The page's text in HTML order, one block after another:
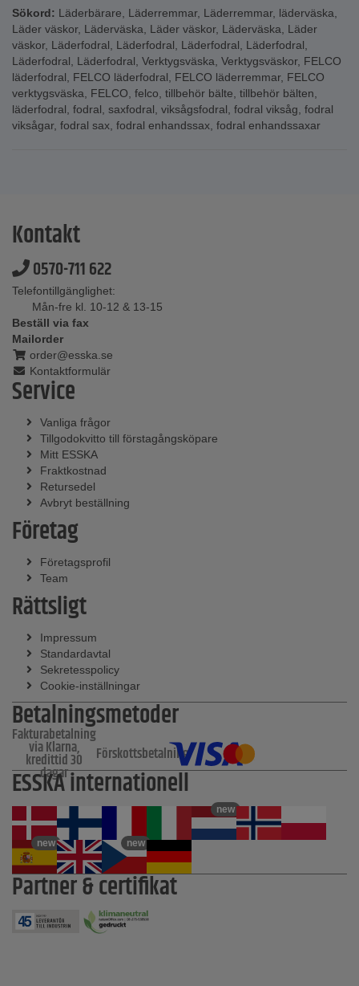
Sökord: Läderbärare, Läderremmar, Läderremmar, läderväska,
Läder väskor, Läderväska, Läder väskor, Läderväska, Läder
väskor, Läderfodral, Läderfodral, Läderfodral, Läderfodral,
Läderfodral, Läderfodral, Verktygsväska, Verktygsväskor, FELCO
läderfodral, FELCO läderfodral, FELCO läderremmar, FELCO
verktygsväska, FELCO, felco, tillbehör bälte, tillbehör bälten,
läderfodral, fodral, saxfodral, viksågsfodral, fodral viksåg, fodral
viksågar, fodral sax, fodral enhandssax, fodral enhandssaxar
Kontakt
0570-711 622
Telefontillgänglighet:
Mån-fre kl. 10-12 & 13-15
Beställ via fax
Mailorder
order@esska.se
Kontaktformulär
Service
Vanliga frågor
Tillgodokvitto till förstagångsköpare
Mitt ESSKA
Fraktkostnad
Retursedel
Avbryt beställning
Företag
Företagsprofil
Team
Rättsligt
Impressum
Standardavtal
Sekretesspolicy
Cookie-inställningar
Betalningsmetoder
Fakturabetalning
via Klarna,
kredittid 30
dagar
Förskottsbetalning
ESSKA internationell
new
new new
Partner & certifikat